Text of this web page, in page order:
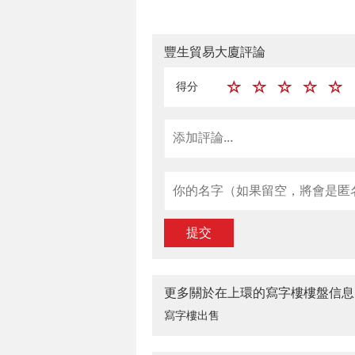
豐生貿易大廈評論
得分
提交
更多關於在上環的寫字樓樓盤信息
寫字樓出售